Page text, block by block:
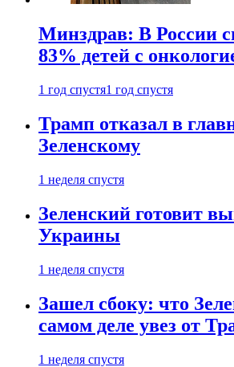
Минздрав: В России
83% детей с
1 год спустя1 год спустя
Трамп отказал в
Зеленскому
1 неделя спустя
Зеленский готовит
Украины
1 неделя спустя
Зашел сбоку: что
самом деле увез от
1 неделя спустя